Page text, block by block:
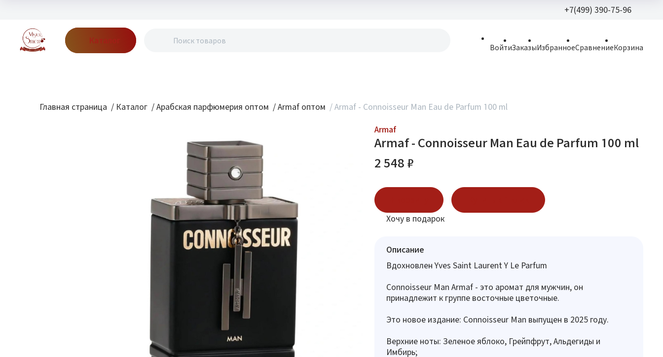
+7(499) 390-75-96
Каталог
ВойтиЗаказыИзбранноеСравнениеКорзина
Главная страница / Каталог / Арабская парфюмерия оптом / Armaf оптом / Armaf - Connoisseur Man Eau de Parfum 100 ml
Armaf
Armaf - Connoisseur Man Eau de Parfum 100 ml
2 548 ₽
Хочу в подарок
Описание
Вдохновлен Yves Saint Laurent Y Le Parfum
Connoisseur Man Armaf - это аромат для мужчин, он
принадлежит к группе восточные цветочные.
Это новое издание: Connoisseur Man выпущен в 2025 году.
Верхние ноты: Зеленое яблоко, Грейпфрут, Альдегиды и
Имбирь;